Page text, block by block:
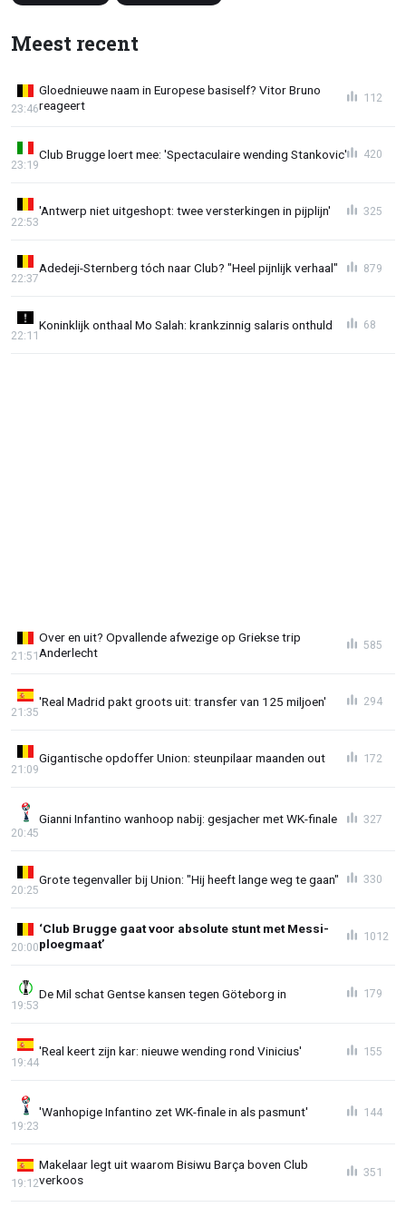
Meest recent
Gloednieuwe naam in Europese basiself? Vitor Bruno
reageert
23:46
112
Club Brugge loert mee: 'Spectaculaire wending Stankovic'
23:19
420
'Antwerp niet uitgeshopt: twee versterkingen in pijplijn'
22:53
325
Adedeji-Sternberg tóch naar Club? "Heel pijnlijk verhaal"
22:37
879
Koninklijk onthaal Mo Salah: krankzinnig salaris onthuld
22:11
68
Over en uit? Opvallende afwezige op Griekse trip
Anderlecht
21:51
585
'Real Madrid pakt groots uit: transfer van 125 miljoen'
21:35
294
Gigantische opdoffer Union: steunpilaar maanden out
21:09
172
Gianni Infantino wanhoop nabij: gesjacher met WK-finale
20:45
327
Grote tegenvaller bij Union: "Hij heeft lange weg te gaan"
20:25
330
‘Club Brugge gaat voor absolute stunt met Messi-
ploegmaat’
20:00
1012
De Mil schat Gentse kansen tegen Göteborg in
19:53
179
'Real keert zijn kar: nieuwe wending rond Vinicius'
19:44
155
'Wanhopige Infantino zet WK-finale in als pasmunt'
19:23
144
Makelaar legt uit waarom Bisiwu Barça boven Club
verkoos
19:12
351